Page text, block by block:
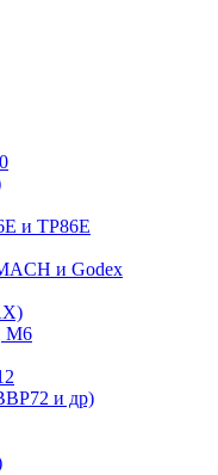
и TP86E
и Godex
M6
и др)